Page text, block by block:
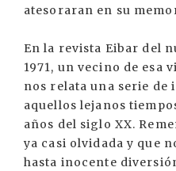
atesoraran en su
En la revista Eibar del
1971, un vecino de esa
nos relata una serie de
aquellos lejanos
años del siglo XX.
ya casi olvidada y que
hasta inocente